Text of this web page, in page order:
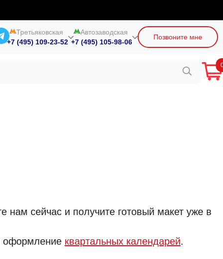
Третьяковская
+7 (495) 109-23-52
Автозаводская
+7 (495) 105-98-06
Позвоните мне
нам сейчас и получите готовый макет уже в
оформление квартальных календарей.